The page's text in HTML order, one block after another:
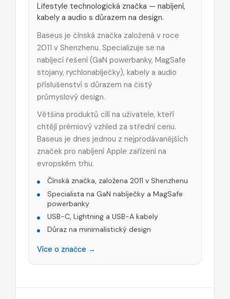
Lifestyle technologická značka — nabíjení,
kabely a audio s důrazem na design.
Baseus je čínská značka založená v roce
2011 v Shenzhenu. Specializuje se na
nabíjecí řešení (GaN powerbanky, MagSafe
stojany, rychlonabíječky), kabely a audio
příslušenství s důrazem na čistý
průmyslový design.
Většina produktů cílí na uživatele, kteří
chtějí prémiový vzhled za střední cenu.
Baseus je dnes jednou z nejprodávanějších
značek pro nabíjení Apple zařízení na
evropském trhu.
Čínská značka, založena 2011 v Shenzhenu
Specialista na GaN nabíječky a MagSafe
powerbanky
USB-C, Lightning a USB-A kabely
Důraz na minimalistický design
Více o značce →